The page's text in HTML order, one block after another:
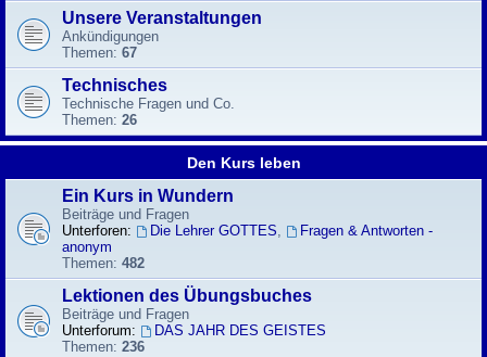
Unsere Veranstaltungen
Ankündigungen
Themen: 67
Technisches
Technische Fragen und Co.
Themen: 26
Den Kurs leben
Ein Kurs in Wundern
Beiträge und Fragen
Unterforen:
Die Lehrer GOTTES,
Fragen & Antworten -
anonym
Themen: 482
Lektionen des Übungsbuches
Beiträge und Fragen
Unterforum:
DAS JAHR DES GEISTES
Themen: 236